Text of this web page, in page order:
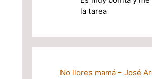
la tarea
No llores mamá – José